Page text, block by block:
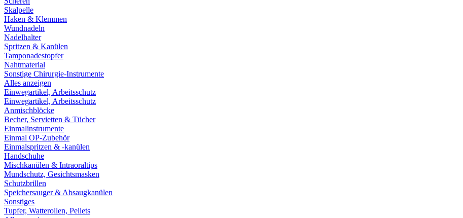
Skalpelle
Haken & Klemmen
Wundnadeln
Nadelhalter
Spritzen & Kanülen
Tamponadestopfer
Nahtmaterial
Sonstige Chirurgie-Instrumente
Alles anzeigen
Einwegartikel, Arbeitsschutz
Einwegartikel, Arbeitsschutz
Anmischblöcke
Becher, Servietten & Tücher
Einmalinstrumente
Einmal OP-Zubehör
Einmalspritzen & -kanülen
Handschuhe
Mischkanülen & Intraoraltips
Mundschutz, Gesichtsmasken
Schutzbrillen
Speichersauger & Absaugkanülen
Sonstiges
Tupfer, Watterollen, Pellets